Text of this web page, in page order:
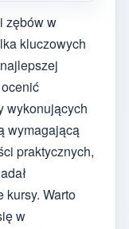
zębów w
kluczowych
wykonujących
wymagającą
praktycznych,
kursy. Warto
w